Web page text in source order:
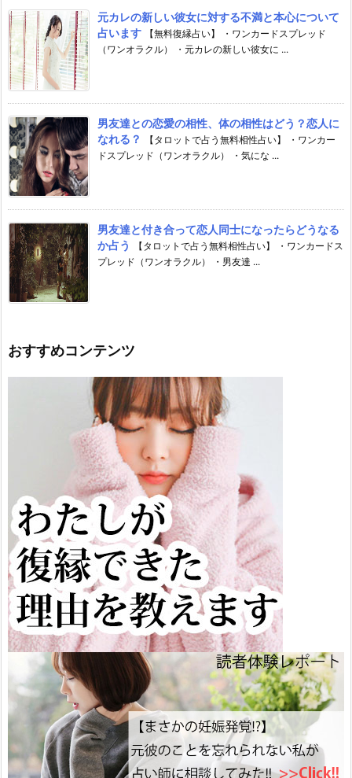
元カレの新しい彼女に対する不満と本心について
占います
【無料復縁占い】 ・ワンカードスプレッド
（ワンオラクル） ・元カレの新しい彼女に ...
男友達との恋愛の相性、体の相性はどう？恋人に
なれる？
【タロットで占う無料相性占い】 ・ワンカー
ドスプレッド（ワンオラクル） ・気にな ...
男友達と付き合って恋人同士になったらどうなる
か占う
【タロットで占う無料相性占い】 ・ワンカードス
プレッド（ワンオラクル） ・男友達 ...
おすすめコンテンツ